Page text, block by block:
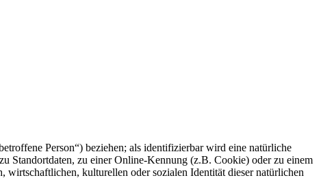
Person“) beziehen; als identifizierbar wird eine natürliche
Standortdaten, zu einer Online-Kennung (z.B. Cookie) oder zu einem
wirtschaftlichen, kulturellen oder sozialen Identität dieser natürlichen